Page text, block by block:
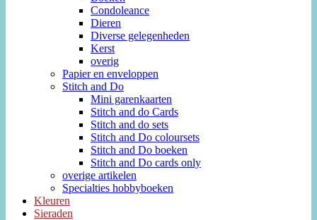
Condoleance
Dieren
Diverse gelegenheden
Kerst
overig
Papier en enveloppen
Stitch and Do
Mini garenkaarten
Stitch and do Cards
Stitch and do sets
Stitch and Do coloursets
Stitch and Do boeken
Stitch and Do cards only
overige artikelen
Specialties hobbyboeken
Kleuren
Sieraden